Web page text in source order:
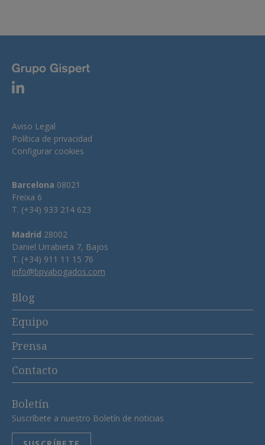
Aviso Legal
Política de privacidad
Configurar cookies
Barcelona 08021
Freixa 6
T. (+34) 933 214 623
Madrid 28002
Daniel Urrabieta 7, Bajos
T. (+34) 911 11 15 76
info@bpvabogados.com
Blog
Equipo
Prensa
Contacto
Boletín
Suscríbete a nuestro Boletín de noticias